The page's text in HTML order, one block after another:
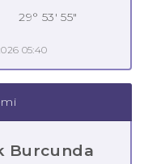
29° 53' 55"
05:40
Burcunda